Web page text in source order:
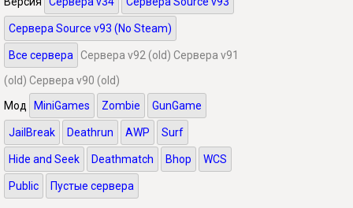
Сервера Source v93 (No Steam)
Все сервера Сервера v92 (old) Сервера v91
(old) Сервера v90 (old)
Мод
MiniGames Zombie GunGame
JailBreak Deathrun AWP Surf
Hide and Seek Deathmatch Bhop WCS
Public Пустые сервера